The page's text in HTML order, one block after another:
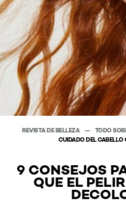
REVISTA DE BELLEZA
TODO
CUIDADO DEL CABELLO
9 CONSEJOS
QUE EL